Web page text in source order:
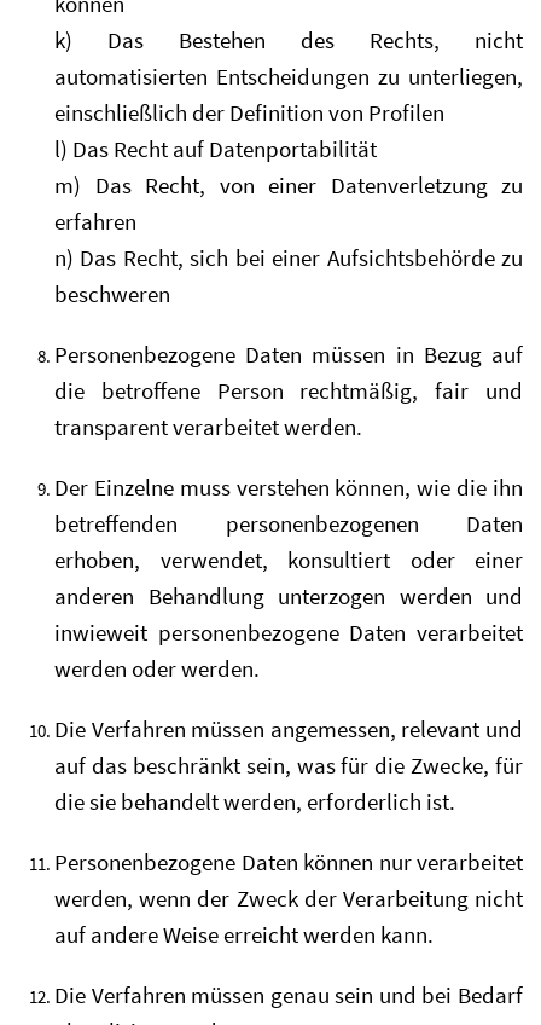
k) Das Bestehen des Rechts, nicht
automatisierten Entscheidungen zu unterliegen,
einschließlich der Definition von Profilen
l) Das Recht auf Datenportabilität
m) Das Recht, von einer Datenverletzung zu
erfahren
n) Das Recht, sich bei einer Aufsichtsbehörde zu
beschweren
Personenbezogene Daten müssen in Bezug auf
die betroffene Person rechtmäßig, fair und
transparent verarbeitet werden.
Der Einzelne muss verstehen können, wie die ihn
betreffenden personenbezogenen Daten
erhoben, verwendet, konsultiert oder einer
anderen Behandlung unterzogen werden und
inwieweit personenbezogene Daten verarbeitet
werden oder werden.
Die Verfahren müssen angemessen, relevant und
auf das beschränkt sein, was für die Zwecke, für
die sie behandelt werden, erforderlich ist.
Personenbezogene Daten können nur verarbeitet
werden, wenn der Zweck der Verarbeitung nicht
auf andere Weise erreicht werden kann.
Die Verfahren müssen genau sein und bei Bedarf